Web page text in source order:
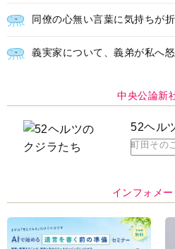
同僚の心無い言葉に気持ちが
義実家について、義弟が私へ
中央公論新
52ヘル
町田その
インフォメ